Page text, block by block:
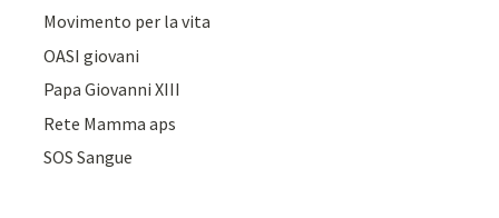
Movimento per la vita
OASI giovani
Papa Giovanni XIII
Rete Mamma aps
SOS Sangue